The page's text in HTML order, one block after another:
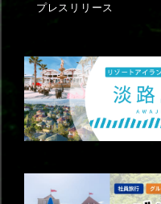
プレスリリース